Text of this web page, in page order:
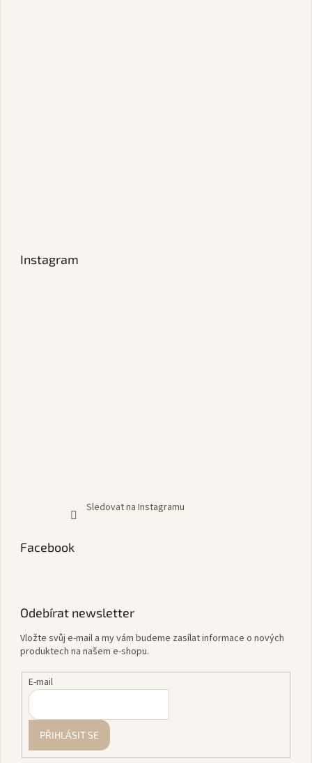
Instagram
Sledovat na Instagramu
Facebook
Odebírat newsletter
Vložte svůj e-mail a my vám budeme zasílat informace o nových
produktech na našem e-shopu.
E-mail
PŘIHLÁSIT SE